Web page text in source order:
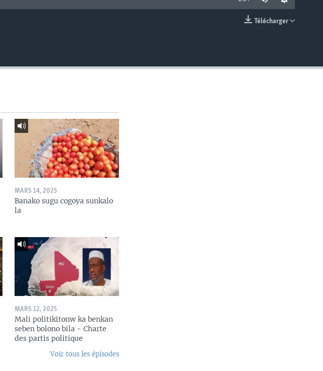
Télécharger
MARS 14, 2025
Banako sugu cogoya sunkalo
la
MARS 12, 2025
Mali politikitonw ka benkan
seben bolono bila - Charte
des partis politique
Voir tous les épisodes